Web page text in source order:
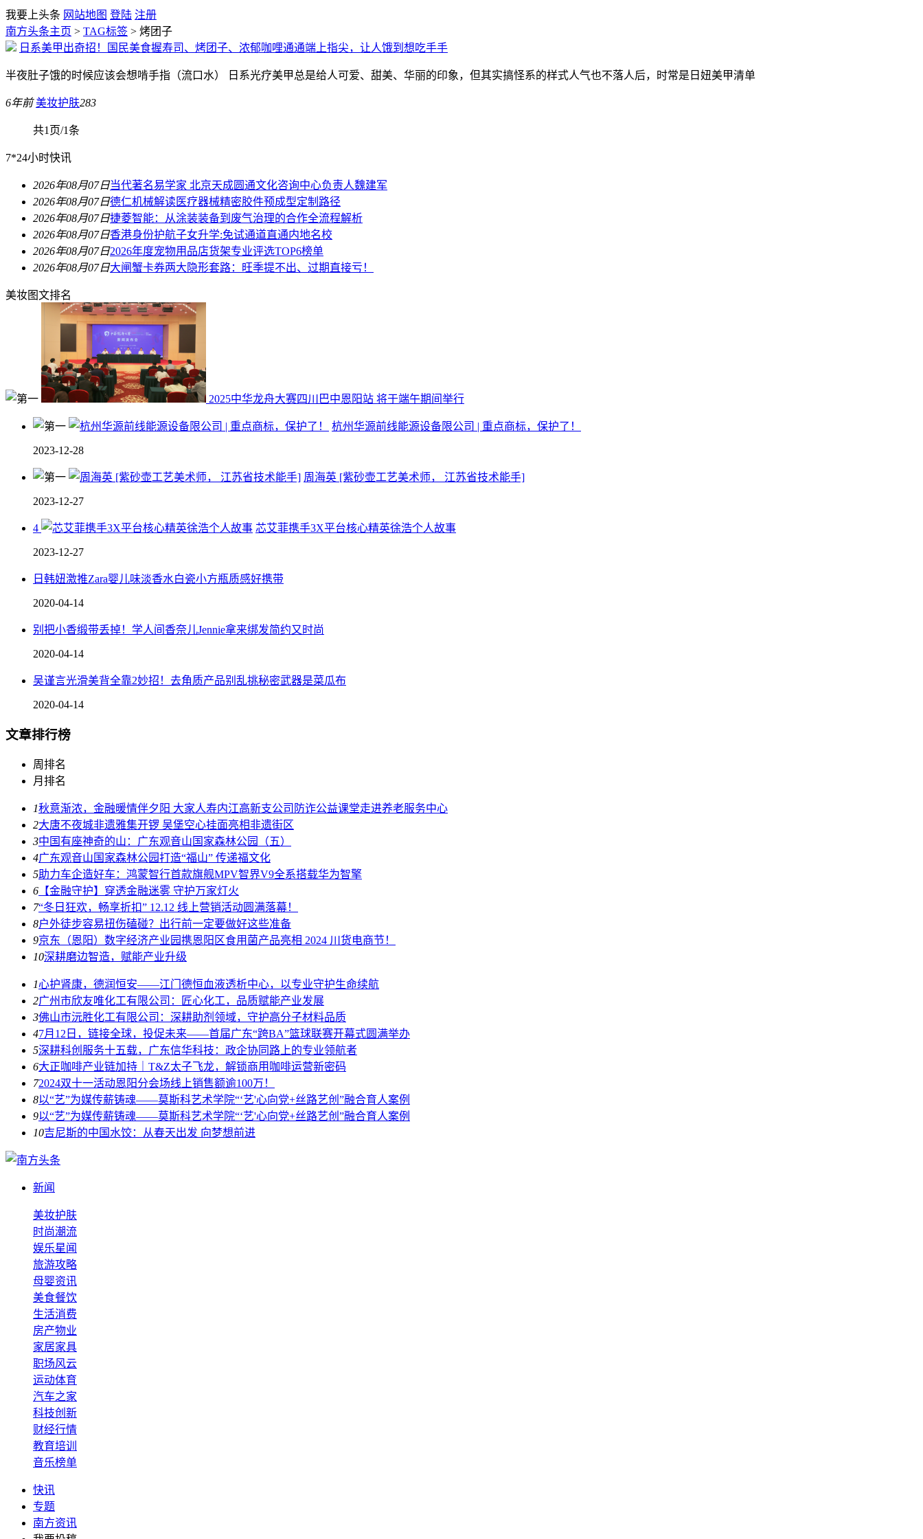
我要上头条 网站地图 登陆 注册
南方头条主页 > TAG标签 > 烤团子
日系美甲出奇招！国民美食握寿司、烤团子、浓郁咖哩通通端上指尖，让人饿到想吃手手
半夜肚子饿的时候应该会想啃手指（流口水） 日系光疗美甲总是给人可爱、甜美、华丽的印象，但其实搞怪系的样式人气也不落人后，时常是日妞美甲清单
6年前 美妆护肤283
共1页/1条
7*24小时快讯
2026年08月07日当代著名易学家 北京天成圆通文化咨询中心负责人魏建军
2026年08月07日德仁机械解读医疗器械精密胶件预成型定制路径
2026年08月07日捷菱智能：从涂装装备到废气治理的合作全流程解析
2026年08月07日香港身份护航子女升学:免试通道直通内地名校
2026年08月07日2026年度宠物用品店货架专业评选TOP6榜单
2026年08月07日大闸蟹卡券两大隐形套路：旺季提不出、过期直接亏！
美妆图文排名
2025中华龙舟大赛四川巴中恩阳站 将于端午期间举行
杭州华源前线能源设备限公司 | 重点商标，保护了！
2023-12-28
周海英 [紫砂壶工艺美术师， 江苏省技术能手]
2023-12-27
4 芯艾菲携手3X平台核心精英徐浩个人故事
2023-12-27
日韩妞激推Zara婴儿味淡香水白瓷小方瓶质感好携带
2020-04-14
别把小香缎带丢掉！学人间香奈儿Jennie拿来绑发简约又时尚
2020-04-14
吴谨言光滑美背全靠2妙招！去角质产品别乱挑秘密武器是菜瓜布
2020-04-14
文章排行榜
周排名
月排名
1秋意渐浓，金融暖情伴夕阳 大家人寿内江高新支公司防诈公益课堂走进养老服务中心
2大唐不夜城非遗雅集开锣 吴堡空心挂面亮相非遗街区
3中国有座神奇的山：广东观音山国家森林公园（五）
4广东观音山国家森林公园打造“福山” 传递福文化
5助力车企造好车：鸿蒙智行首款旗舰MPV智界V9全系搭载华为智擎
6 【金融守护】穿透金融迷雾 守护万家灯火
7“冬日狂欢，畅享折扣” 12.12 线上营销活动圆满落幕！
8户外徒步容易扭伤磕碰？出行前一定要做好这些准备
9京东（恩阳）数字经济产业园携恩阳区食用菌产品亮相 2024 川货电商节！
10深耕磨边智造，赋能产业升级
1心护肾康，德润恒安——江门德恒血液透析中心，以专业守护生命续航
2广州市欣友唯化工有限公司：匠心化工，品质赋能产业发展
3佛山市沅胜化工有限公司：深耕助剂领域，守护高分子材料品质
47月12日，链接全球，投促未来——首届广东“跨BA”篮球联赛开幕式圆满举办
5深耕科创服务十五载，广东信华科技：政企协同路上的专业领航者
6大正咖啡产业链加持｜T&Z太子飞龙，解锁商用咖啡运营新密码
72024双十一活动恩阳分会场线上销售额逾100万！
8以“艺”为媒传薪铸魂——莫斯科艺术学院“‘艺'心向党+丝路艺创”融合育人案例
9以“艺”为媒传薪铸魂——莫斯科艺术学院“‘艺'心向党+丝路艺创”融合育人案例
10吉尼斯的中国水饺：从春天出发 向梦想前进
新闻
美妆护肤
时尚潮流
娱乐星闻
旅游攻略
母婴资讯
美食餐饮
生活消费
房产物业
家居家具
职场风云
运动体育
汽车之家
科技创新
财经行情
教育培训
音乐榜单
快讯
专题
南方资讯